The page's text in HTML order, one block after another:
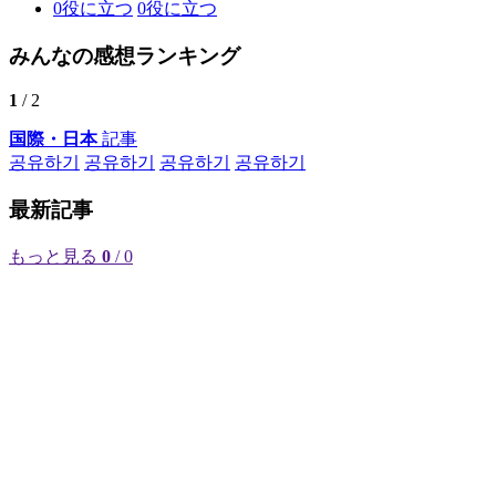
0役に立つ 0役に立つ
みんなの感想ランキング
1 / 2
国際・日本記事
공유하기
공유하기 공유하기 공유하기
最新記事
もっと見る 0 / 0